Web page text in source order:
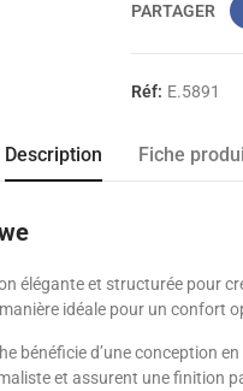
PARTAGER
Réf: E.5891
Description Fiche
élégante et structurée pour
idéale pour un confort
bénéficie d’une conception
et assurent une finition